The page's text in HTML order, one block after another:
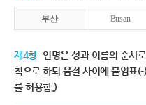
부산 Busan
제4항 인명은 성과 이름의 순서
칙으로 하되 음절 사이에 붙임표
를 허용함.)